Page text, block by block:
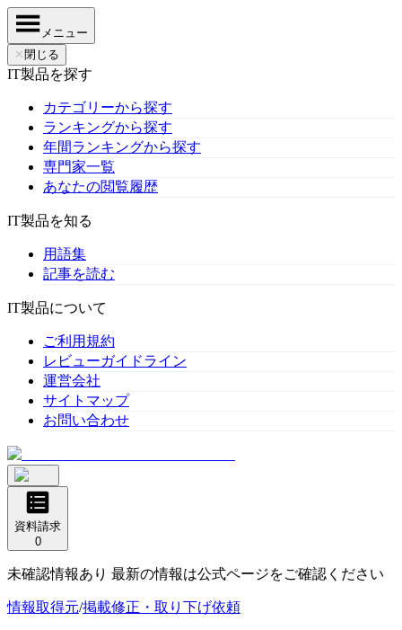
メニュー
✕ 閉じる
IT製品を探す
カテゴリーから探す
ランキングから探す
年間ランキングから探す
専門家一覧
あなたの閲覧履歴
IT製品を知る
用語集
記事を読む
IT製品について
ご利用規約
レビューガイドライン
運営会社
サイトマップ
お問い合わせ
資料請求
0
未確認情報あり 最新の情報は公式ページをご確認ください
情報取得元/掲載修正・取り下げ依頼